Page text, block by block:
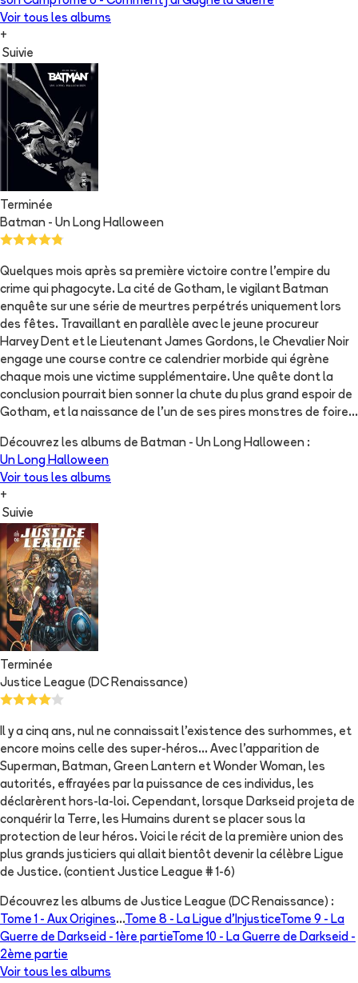
Voir tous les albums
+
Suivie
Terminée
Batman - Un Long Halloween
Quelques mois après sa première victoire contre l'empire du
crime qui phagocyte. La cité de Gotham, le vigilant Batman
enquête sur une série de meurtres perpétrés uniquement lors
des fêtes. Travaillant en parallèle avec le jeune procureur
Harvey Dent et le Lieutenant James Gordons, le Chevalier Noir
engage une course contre ce calendrier morbide qui égrène
chaque mois une victime supplémentaire. Une quête dont la
conclusion pourrait bien sonner la chute du plus grand espoir de
Gotham, et la naissance de l'un de ses pires monstres de foire...
Découvrez les albums de Batman - Un Long Halloween :
Un Long Halloween
Voir tous les albums
+
Suivie
Terminée
Justice League (DC Renaissance)
Il y a cinq ans, nul ne connaissait l’existence des surhommes, et
encore moins celle des super-héros… Avec l’apparition de
Superman, Batman, Green Lantern et Wonder Woman, les
autorités, effrayées par la puissance de ces individus, les
déclarèrent hors-la-loi. Cependant, lorsque Darkseid projeta de
conquérir la Terre, les Humains durent se placer sous la
protection de leur héros. Voici le récit de la première union des
plus grands justiciers qui allait bientôt devenir la célèbre Ligue
de Justice. (contient Justice League # 1-6)
Découvrez les albums de Justice League (DC Renaissance) :
Tome 1 - Aux Origines...Tome 8 - La Ligue d'InjusticeTome 9 - La
Guerre de Darkseid - 1ère partieTome 10 - La Guerre de Darkseid -
2ème partie
Voir tous les albums